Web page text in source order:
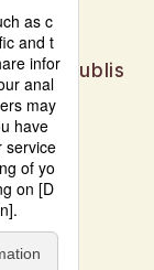
についての簡
文を聞きなが
す。
い方が学べま
なります。ま
にもなるでし
publis